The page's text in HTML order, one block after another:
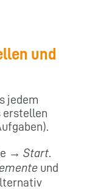
und
jedem
erstellen
→ Start
und